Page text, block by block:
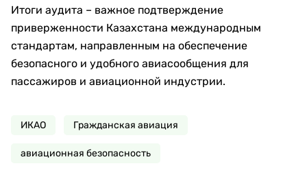
Итоги аудита – важное подтверждение
приверженности Казахстана международным
стандартам, направленным на обеспечение
безопасного и удобного авиасообщения для
пассажиров и авиационной индустрии.
ИКАО Гражданская авиация
авиационная безопасность